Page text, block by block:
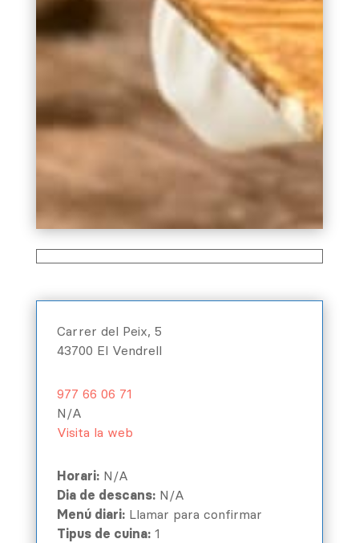
Carrer del Peix, 5
43700 El Vendrell
977 66 06 71
N/A
Visita la web
Horari:N/A
Dia de descans:N/A
Menú diari:Llamar para confirmar
Tipus de cuina:1